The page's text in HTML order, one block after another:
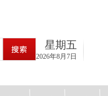
星期五
2026年8月7日